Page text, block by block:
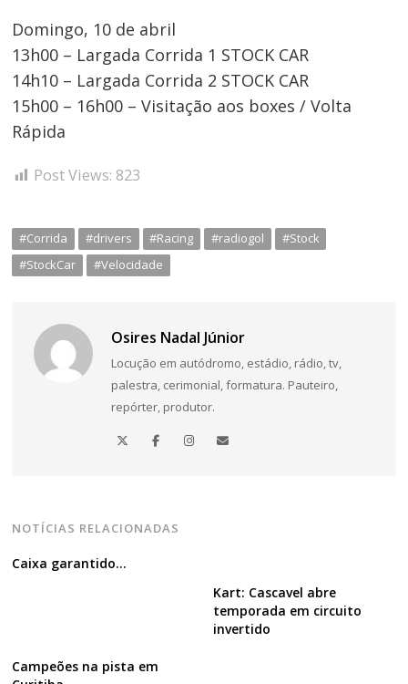
Domingo, 10 de abril
13h00 – Largada Corrida 1 STOCK CAR
14h10 – Largada Corrida 2 STOCK CAR
15h00 – 16h00 – Visitação aos boxes / Volta
Rápida
Post Views: 823
#Corrida #drivers #Racing #radiogol
#Stock
#StockCar
#Velocidade
Osires Nadal Júnior
Locução em autódromo, estádio, rádio, tv,
palestra, cerimonial, formatura. Pauteiro,
repórter, produtor.
NOTÍCIAS RELACIONADAS
Caixa garantido…
Kart: Cascavel abre
temporada em circuito
invertido
Campeões na pista em